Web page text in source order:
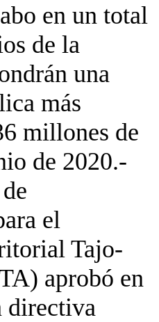
en un total
de la
una
más
millones de
de 2020.-
el
Tajo-
aprobó en
directiva